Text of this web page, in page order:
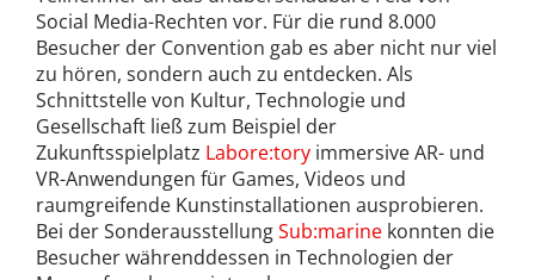
Social Media-Rechten vor. Für die rund 8.000
Besucher der Convention gab es aber nicht nur viel
zu hören, sondern auch zu entdecken. Als
Schnittstelle von Kultur, Technologie und
Gesellschaft ließ zum Beispiel der
Zukunftsspielplatz Labore:tory immersive AR- und
VR-Anwendungen für Games, Videos und
raumgreifende Kunstinstallationen ausprobieren.
Bei der SonderausstellungSub:marine konnten die
Besucher währenddessen in Technologien der